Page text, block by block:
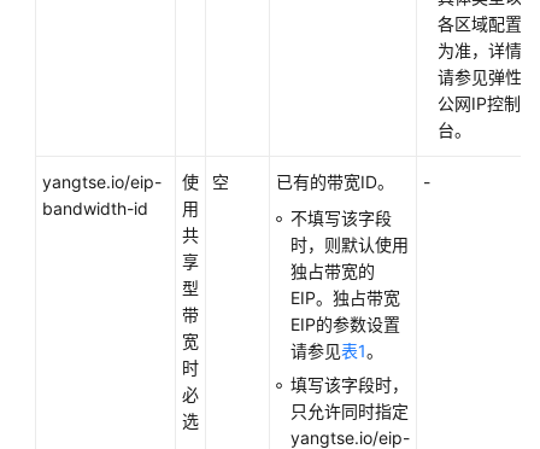
参
考
各区域配置
为准，详情
请参见弹性
公网IP控制
台。
yangtse.io/eip-
bandwidth-id
使
用
共
享
型
带
宽
时
必
选
空
已有的带宽ID。
不填写该字段
时，则默认使用
独占带宽的
EIP。独占带宽
EIP的参数设置
请参见表1。
填写该字段时，
只允许同时指定
yangtse.io/eip-
-